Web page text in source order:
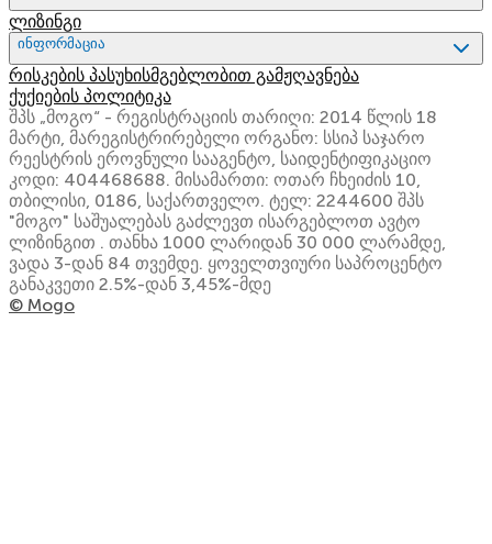
ლიზინგი
ინფორმაცია
რისკების პასუხისმგებლობით გამჟღავნება
ქუქიების პოლიტიკა
შპს „მოგო“ - რეგისტრაციის თარიღი: 2014 წლის 18
მარტი, მარეგისტრირებელი ორგანო: სსიპ საჯარო
რეესტრის ეროვნული სააგენტო, საიდენტიფიკაციო
კოდი: 404468688. მისამართი: ოთარ ჩხეიძის 10,
თბილისი, 0186, საქართველო. ტელ: 2244600 შპს
"მოგო" საშუალებას გაძლევთ ისარგებლოთ ავტო
ლიზინგით . თანხა 1000 ლარიდან 30 000 ლარამდე,
ვადა 3-დან 84 თვემდე. ყოველთვიური საპროცენტო
განაკვეთი 2.5%-დან 3,45%-მდე
© Mogo